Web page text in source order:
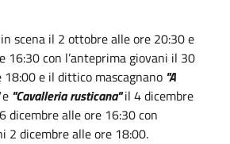
scena il 2 ottobre alle ore 20:30 e
16:30 con l’anteprima giovani il 30
e il dittico mascagnano "A
e "Cavalleria rusticana"il 4 dicembre
dicembre alle ore 16:30 con
2 dicembre alle ore 18:00.